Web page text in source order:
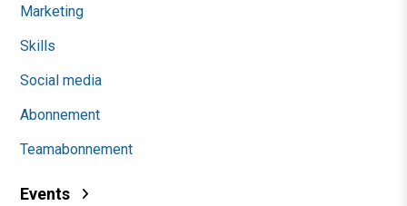
Marketing
Skills
Social media
Abonnement
Teamabonnement
Events